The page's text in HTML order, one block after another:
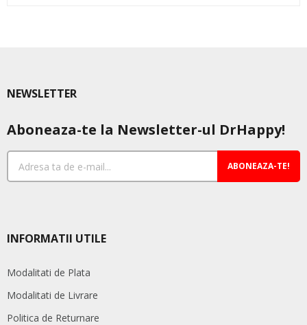
NEWSLETTER
Aboneaza-te la Newsletter-ul DrHappy!
ABONEAZA-TE!
INFORMATII UTILE
Modalitati de Plata
Modalitati de Livrare
Politica de Returnare